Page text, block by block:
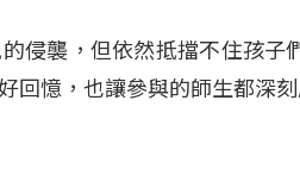
侵襲，但依然抵擋不住孩子
回憶，也讓參與的師生都深